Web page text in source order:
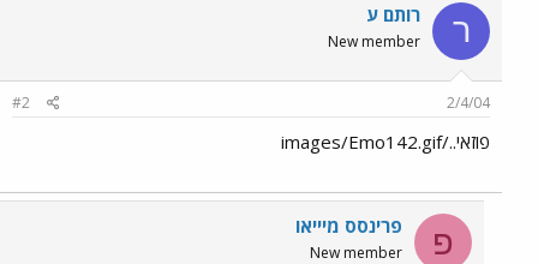
ר רותם ע
New member
2/4/04
#2
פוזאי../images/Emo142.gif
פ פרינסס מיייאו
New member